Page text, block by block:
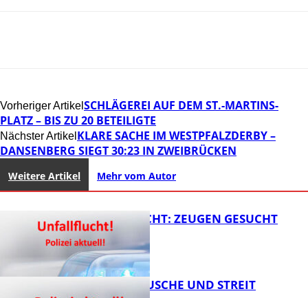
Vorheriger Artikel SCHLÄGEREI AUF DEM ST.-MARTINS-
PLATZ – BIS ZU 20 BETEILIGTE
Nächster Artikel KLARE SACHE IM WESTPFALZDERBY –
DANSENBERG SIEGT 30:23 IN ZWEIBRÜCKEN
Weitere Artikel Mehr vom Autor
UNFALLFLUCHT: ZEUGEN GESUCHT
KNALLGERÄUSCHE UND STREIT